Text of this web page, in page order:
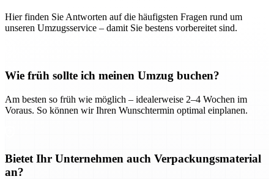
Hier finden Sie Antworten auf die häufigsten Fragen rund um
unseren Umzugsservice – damit Sie bestens vorbereitet sind.
Wie früh sollte ich meinen Umzug buchen?
Am besten so früh wie möglich – idealerweise 2–4 Wochen im
Voraus. So können wir Ihren Wunschtermin optimal einplanen.
Bietet Ihr Unternehmen auch Verpackungsmaterial
an?